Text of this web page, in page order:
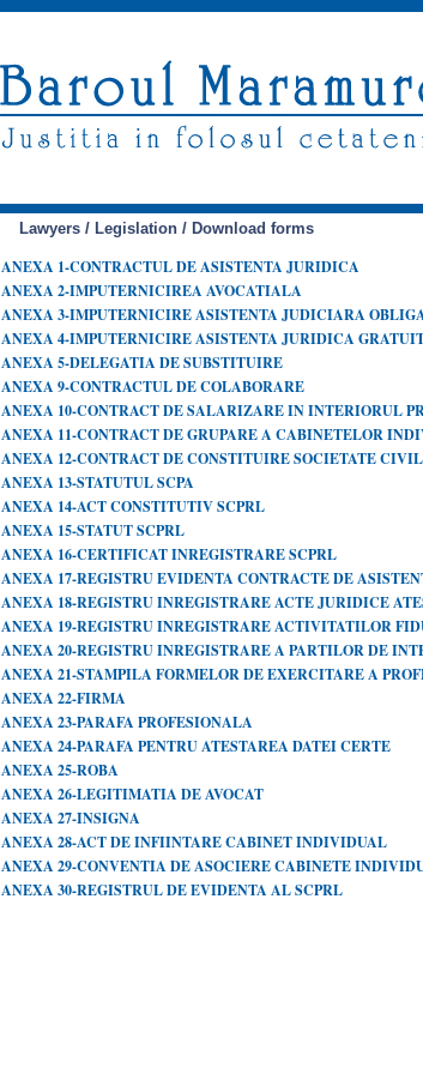
Lawyers / Legislation / Download forms
ANEXA 1-CONTRACTUL DE ASISTENTA JURIDICA
ANEXA 2-IMPUTERNICIREA AVOCATIALA
ANEXA 3-IMPUTERNICIRE ASISTENTA JUDICIARA
ANEXA 4-IMPUTERNICIRE ASISTENTA JURIDICA
ANEXA 5-DELEGATIA DE SUBSTITUIRE
ANEXA 9-CONTRACTUL DE COLABORARE
ANEXA 10-CONTRACT DE SALARIZARE IN INTERIORUL
ANEXA 11-CONTRACT DE GRUPARE A CABINETELOR
ANEXA 12-CONTRACT DE CONSTITUIRE SOCIETATE
ANEXA 13-STATUTUL SCPA
ANEXA 14-ACT CONSTITUTIV SCPRL
ANEXA 15-STATUT SCPRL
ANEXA 16-CERTIFICAT INREGISTRARE SCPRL
ANEXA 17-REGISTRU EVIDENTA CONTRACTE DE
ANEXA 18-REGISTRU INREGISTRARE ACTE JURIDICE
ANEXA 19-REGISTRU INREGISTRARE ACTIVITATILOR
ANEXA 20-REGISTRU INREGISTRARE A PARTILOR DE
ANEXA 21-STAMPILA FORMELOR DE EXERCITARE A
ANEXA 22-FIRMA
ANEXA 23-PARAFA PROFESIONALA
ANEXA 24-PARAFA PENTRU ATESTAREA DATEI CERTE
ANEXA 25-ROBA
ANEXA 26-LEGITIMATIA DE AVOCAT
ANEXA 27-INSIGNA
ANEXA 28-ACT DE INFIINTARE CABINET INDIVIDUAL
ANEXA 29-CONVENTIA DE ASOCIERE CABINETE
ANEXA 30-REGISTRUL DE EVIDENTA AL SCPRL